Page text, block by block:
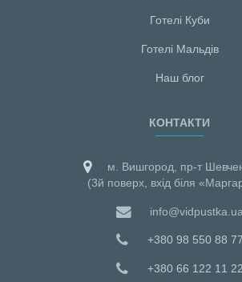
Готелі Куби
Готелі Мальдiв
Наш блог
КОНТАКТИ
м. Вишгород, пр-т
(3й поверх, вхід біля
info@vidpustka.ua
+380 98 550 88 77
+380 66 122 11 22